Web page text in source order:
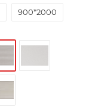
900*2000